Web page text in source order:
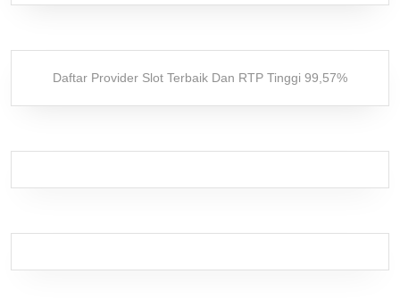
Daftar Provider Slot Terbaik Dan RTP Tinggi 99,57%